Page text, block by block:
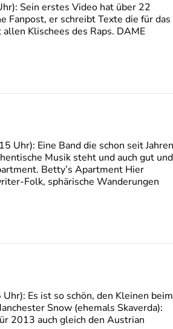
Sein erstes Video hat über 22
Fanpost, er schreibt Texte die für das
Klischees des Raps. DAME
Uhr): Eine Band die schon seit Jahren
Musik steht und auch gut und
Betty’s Apartment Hier
Folk, sphärische Wanderungen
Es ist so schön, den Kleinen beim
Snow (ehemals Skaverda):
2013 auch gleich den Austrian